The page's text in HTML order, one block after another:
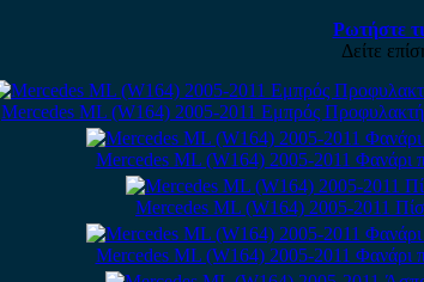
Ρωτήστε
Δείτε
Mercedes ML (W164) 2005-2011 Εμπρός
Mercedes ML (W164) 2005-2011
Mercedes ML (W164) 2005-2011
Mercedes ML (W164) 2005-2011